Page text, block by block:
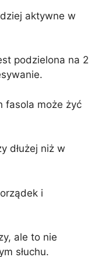
aktywne w
podzielona na 2
fasola może żyć
dłużej niż w
i
ale to nie
słuchu.